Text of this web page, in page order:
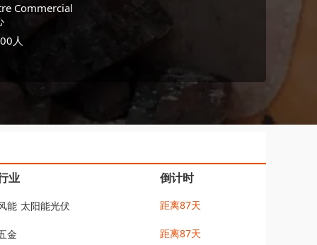
Commercial
人
业 倒计时
能 太阳能光伏 距离87天
金 距离87天